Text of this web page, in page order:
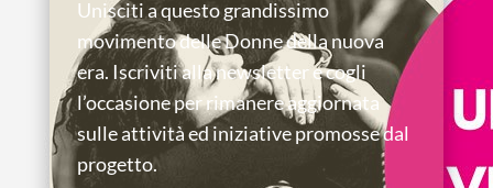
Unisciti a questo grandissimo
movimento delle Donne della nuova
era. Iscriviti alla newsletter e cogli
l’occasione per rimanere aggiornata
sulle attività ed iniziative promosse dal
progetto.